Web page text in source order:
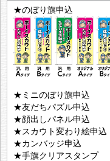
★のぼり旗申込
★ミニのぼり旗申込
★友だちパズル申込
★顔出しパネル申込
★スカウト変わり絵申込
★カンバッジ申込
★手旗クリアスタンプ